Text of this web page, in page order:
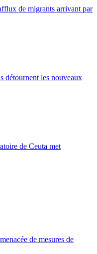
de migrants arrivant par
détournent les nouveaux
de Ceuta met
de mesures de